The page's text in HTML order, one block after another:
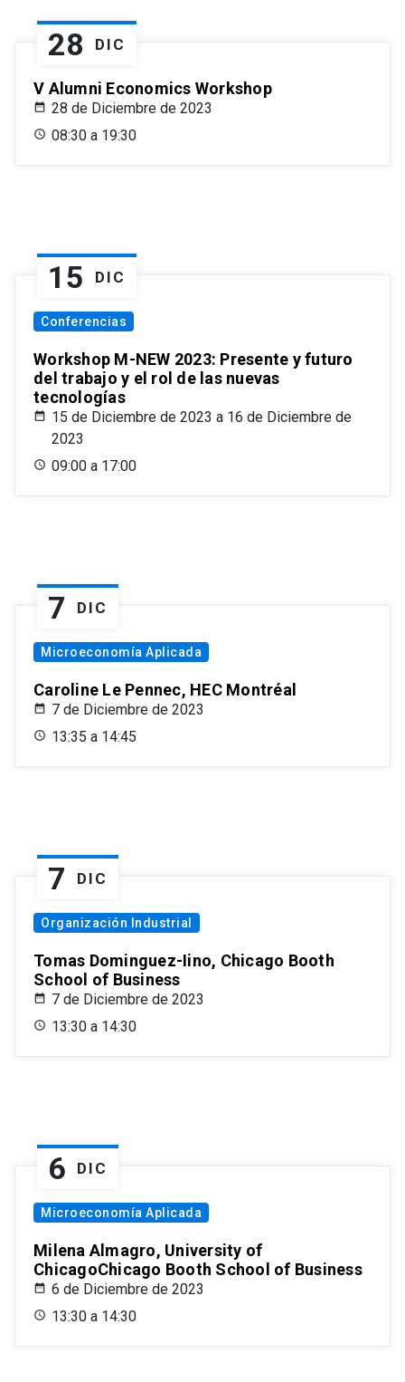
28 DIC
V Alumni Economics Workshop
28 de Diciembre de 2023
08:30 a 19:30
15 DIC
Conferencias
Workshop M-NEW 2023: Presente y futuro
del trabajo y el rol de las nuevas
tecnologías
15 de Diciembre de 2023 a 16 de Diciembre de
2023
09:00 a 17:00
7 DIC
Microeconomía Aplicada
Caroline Le Pennec, HEC Montréal
7 de Diciembre de 2023
13:35 a 14:45
7 DIC
Organización Industrial
Tomas Dominguez-Iino, Chicago Booth
School of Business
7 de Diciembre de 2023
13:30 a 14:30
6 DIC
Microeconomía Aplicada
Milena Almagro, University of
ChicagoChicago Booth School of Business
6 de Diciembre de 2023
13:30 a 14:30